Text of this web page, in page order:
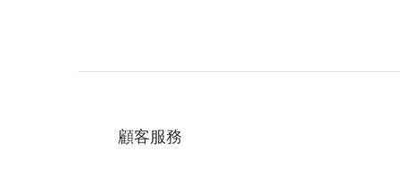
顧客服務